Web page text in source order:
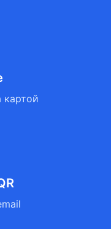
картой